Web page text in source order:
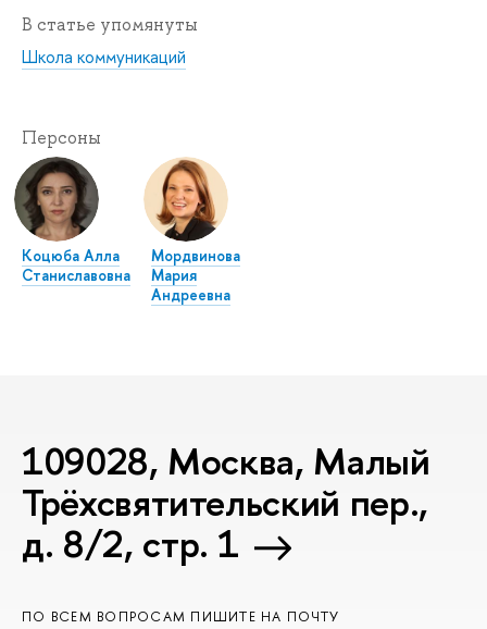
В статье упомянуты
Школа коммуникаций
Персоны
Коцюба Алла
Станиславовна
Мордвинова
Мария
Андреевна
109028, Москва, Малый
Трёхсвятительский пер.,
д. 8/2, стр. 1
ПО ВСЕМ ВОПРОСАМ ПИШИТЕ НА ПОЧТУ